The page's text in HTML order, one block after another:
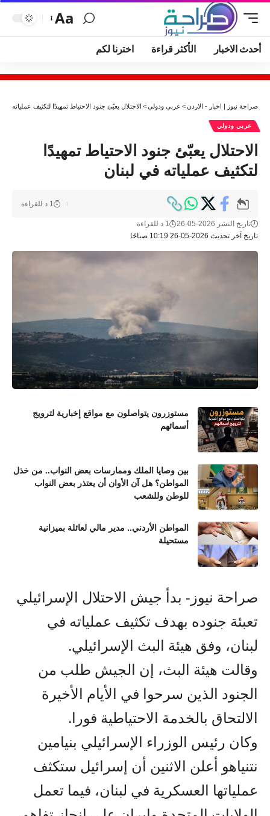
Aa
أحدث الاخبار الأكثر قراءة اخترنا لكم
صراحة نيوز | اخبار - الاردن> عربي ودولي> الاحتلال يعبّئ جنود الاحتياط تمهيدًا لتكثيف عملياته في
عربي ودولي
الاحتلال يعبّئ جنود الاحتياط تمهيدًا
لتكثيف عملياته في لبنان
تاريخ آخر تحديث 2026-05-26 10:19 صباحًا
تاريخ النشر 2026-05-26 1 د للقراءة
1 د للقراءة
مستوزرون يتواصلون مع مواقع إخبارية لترويج
أسمائهم
بين وصايا الملك وممارسات بعض النواب.. من خذل
المواطن؟ هل آن الأوان أن يعتذر بعض النواب
للوطن وللشعب
المواطن الأردني.. مدير مالي لعائلة بميزانية
مستحيلة
صراحة نيوز- بدأ جيش الاحتلال الإسرائيلي
تعبئة جنوده بهدف تكثيف عملياته في
لبنان، وفق هيئة البث الإسرائيلي.
وقالت هيئة البث، إن الجيش طلب من
الجنود الذين سرحوا في الأيام الأخيرة
الالتحاق بالخدمة الاحتياطية فورا.
وكان رئيس الوزراء الإسرائيلي بنيامين
نتنياهو أعلن الاثنين أن إسرائيل ستكثف
عملياتها العسكرية في لبنان، فيما تعمل